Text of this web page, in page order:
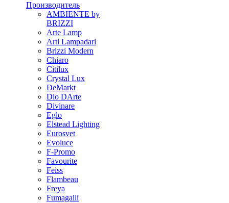
Производитель
AMBIENTE by
BRIZZI
Arte Lamp
Arti Lampadari
Brizzi Modern
Chiaro
Citilux
Crystal Lux
DeMarkt
Dio DArte
Divinare
Eglo
Elstead Lighting
Eurosvet
Evoluce
F-Promo
Favourite
Feiss
Flambeau
Freya
Fumagalli